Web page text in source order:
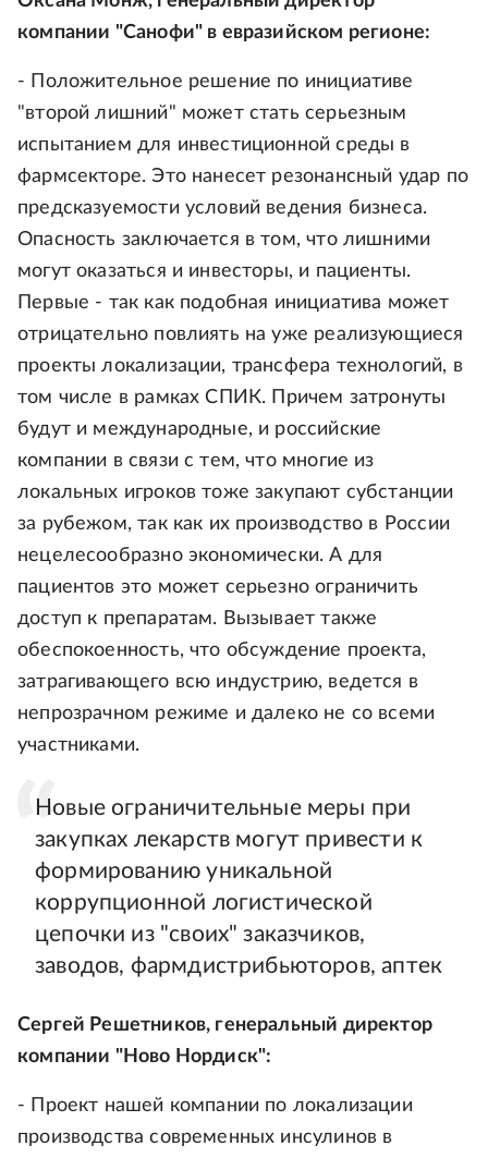
компании "Санофи" в евразийском регионе:
- Положительное решение по инициативе
"второй лишний" может стать серьезным
испытанием для инвестиционной среды в
фармсекторе. Это нанесет резонансный удар по
предсказуемости условий ведения бизнеса.
Опасность заключается в том, что лишними
могут оказаться и инвесторы, и пациенты.
Первые - так как подобная инициатива может
отрицательно повлиять на уже реализующиеся
проекты локализации, трансфера технологий, в
том числе в рамках СПИК. Причем затронуты
будут и международные, и российские
компании в связи с тем, что многие из
локальных игроков тоже закупают субстанции
за рубежом, так как их производство в России
нецелесообразно экономически. А для
пациентов это может серьезно ограничить
доступ к препаратам. Вызывает также
обеспокоенность, что обсуждение проекта,
затрагивающего всю индустрию, ведется в
непрозрачном режиме и далеко не со всеми
участниками.
Новые ограничительные меры при
закупках лекарств могут привести к
формированию уникальной
коррупционной логистической
цепочки из "своих" заказчиков,
заводов, фармдистрибьюторов, аптек
Сергей Решетников, генеральный директор
компании "Ново Нордиск":
- Проект нашей компании по локализации
производства современных инсулинов в